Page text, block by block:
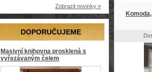
Zobrazit novinky »
DOPORUČUJEME
Masivní knihovna prosklená s
vyřezávaným čelem